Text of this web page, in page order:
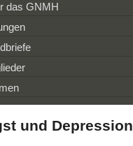
das GNMH
und Depression